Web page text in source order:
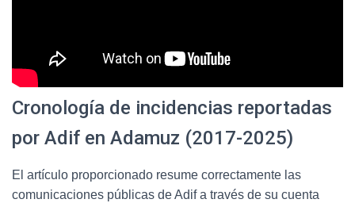
Cronología de incidencias reportadas
por Adif en Adamuz (2017-2025)
El artículo proporcionado resume correctamente las
comunicaciones públicas de Adif a través de su cuenta